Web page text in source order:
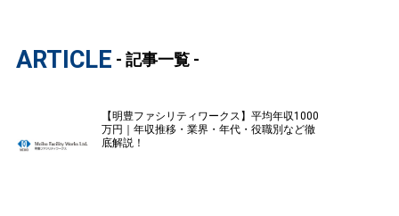
ARTICLE - 記事一覧 -
【明豊ファシリティワークス】平均年収1000
万円｜年収推移・業界・年代・役職別など徹
底解説！